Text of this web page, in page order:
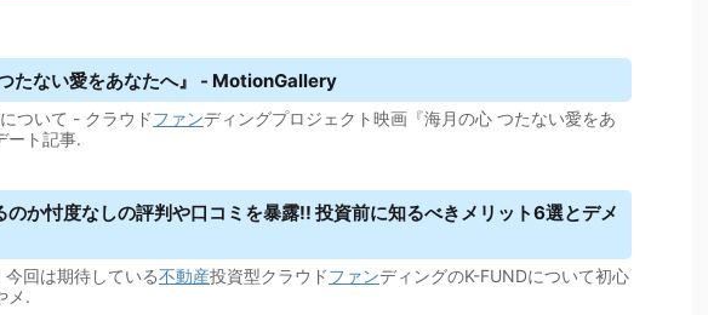
たない愛をあなたへ』 - MotionGallery
ついて - クラウドファンディングプロジェクト映画『海月の心 つたない愛をあ
ート記事.
のか忖度なしの評判や口コミを暴露!! 投資前に知るべきメリット6選とデメ
回は期待している不動産投資型クラウドファンディングのK-FUNDについて初心
メ.